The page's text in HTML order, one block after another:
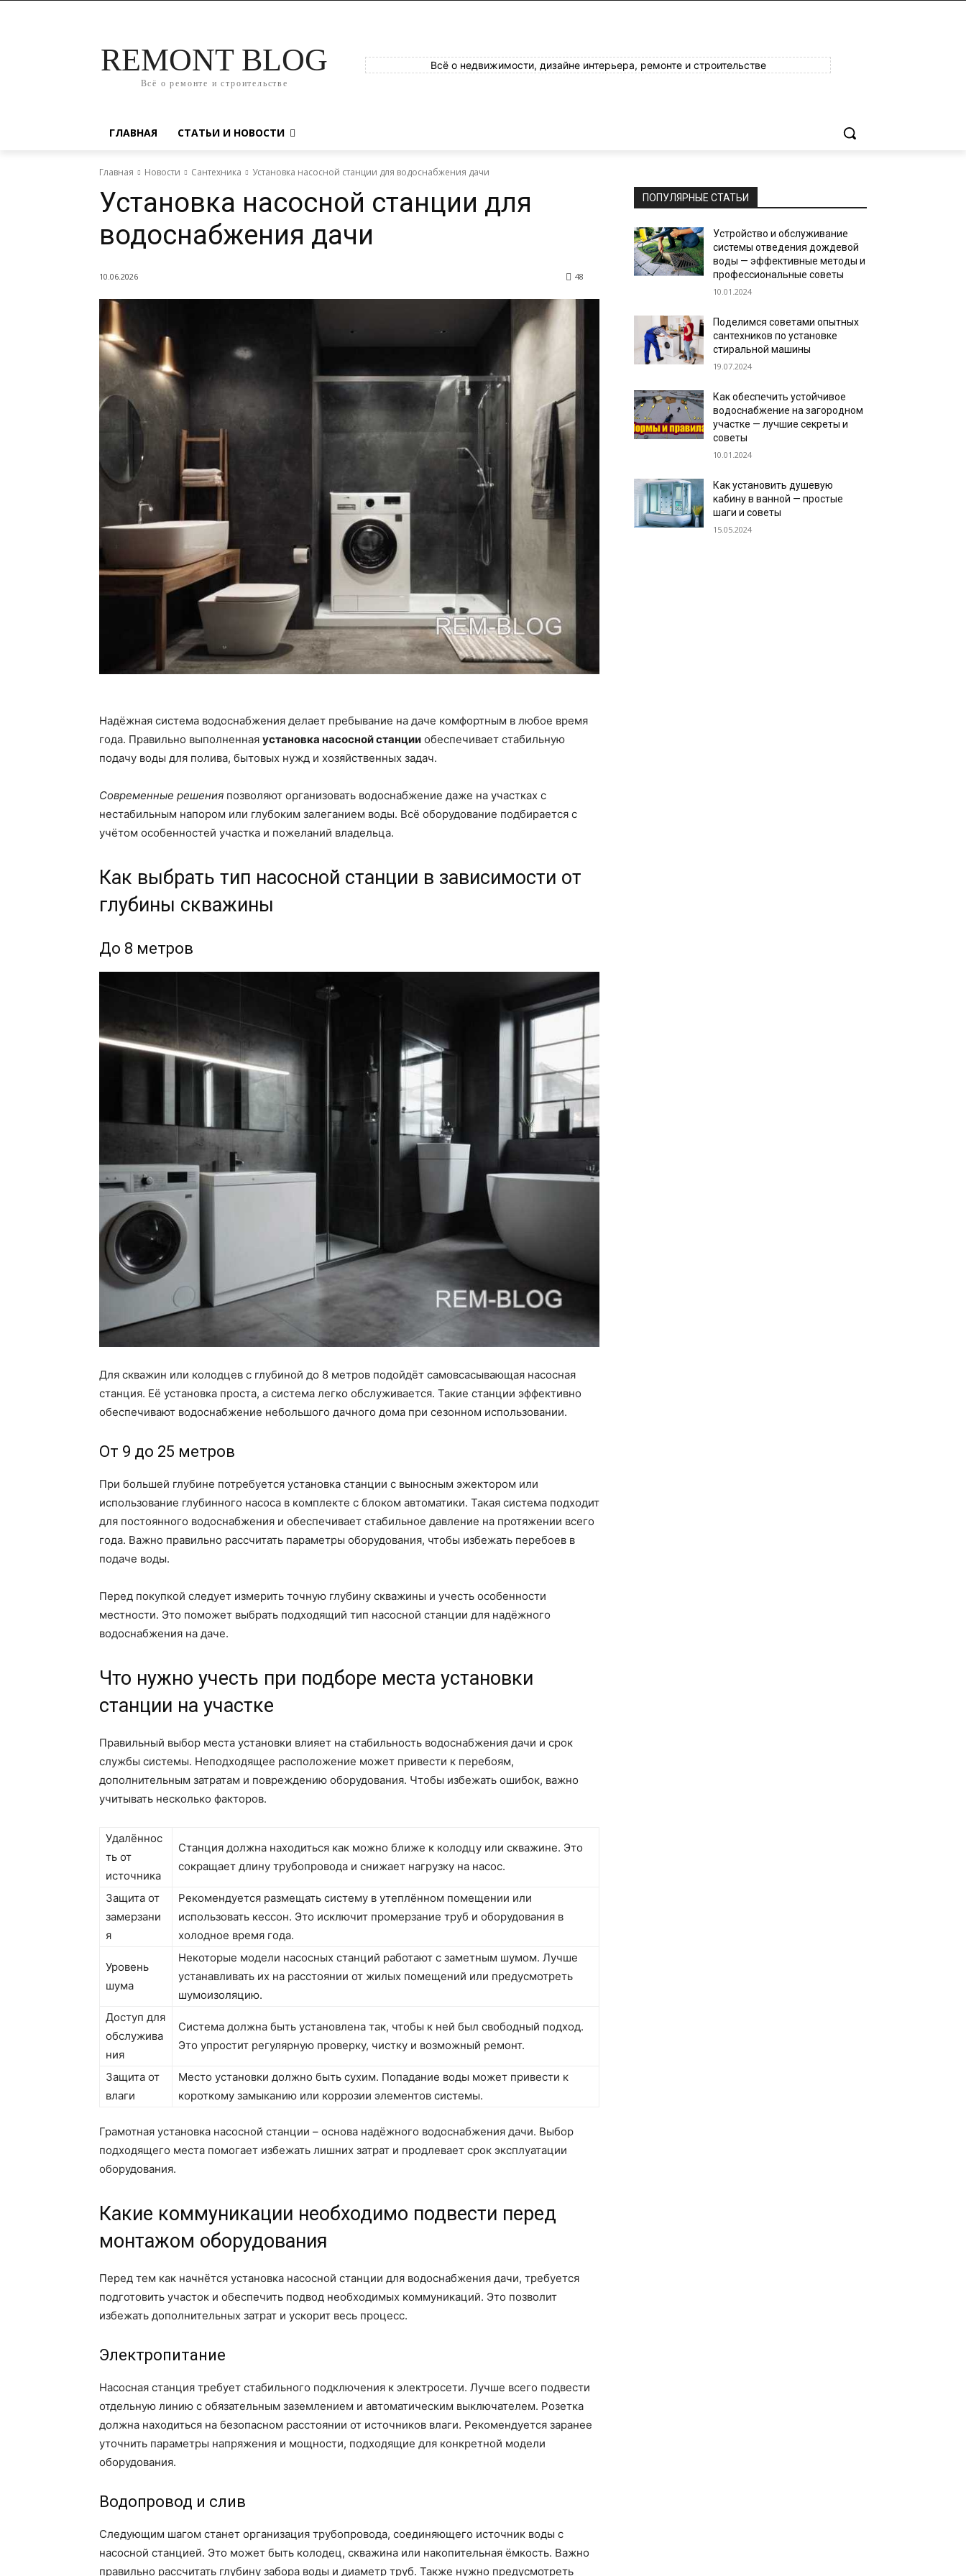
REMONT BLOG
Всё о ремонте и строительстве
Всё о недвижимости, дизайне интерьера, ремонте и строительстве
ГЛАВНАЯ СТАТЬИ И НОВОСТИ
Главная Новости Сантехника Установка насосной станции для водоснабжения дачи
Установка насосной станции для
водоснабжения дачи
10.06.2026 48
Надёжная система водоснабжения делает пребывание на даче комфортным в любое время
года. Правильно выполненная установка насосной станции обеспечивает стабильную
подачу воды для полива, бытовых нужд и хозяйственных задач.
Современные решения позволяют организовать водоснабжение даже на участках с
нестабильным напором или глубоким залеганием воды. Всё оборудование подбирается с
учётом особенностей участка и пожеланий владельца.
Как выбрать тип насосной станции в зависимости от
глубины скважины
До 8 метров
Для скважин или колодцев с глубиной до 8 метров подойдёт самовсасывающая насосная
станция. Её установка проста, а система легко обслуживается. Такие станции эффективно
обеспечивают водоснабжение небольшого дачного дома при сезонном использовании.
От 9 до 25 метров
При большей глубине потребуется установка станции с выносным эжектором или
использование глубинного насоса в комплекте с блоком автоматики. Такая система подходит
для постоянного водоснабжения и обеспечивает стабильное давление на протяжении всего
года. Важно правильно рассчитать параметры оборудования, чтобы избежать перебоев в
подаче воды.
Перед покупкой следует измерить точную глубину скважины и учесть особенности
местности. Это поможет выбрать подходящий тип насосной станции для надёжного
водоснабжения на даче.
Что нужно учесть при подборе места установки
станции на участке
Правильный выбор места установки влияет на стабильность водоснабжения дачи и срок
службы системы. Неподходящее расположение может привести к перебоям,
дополнительным затратам и повреждению оборудования. Чтобы избежать ошибок, важно
учитывать несколько факторов.
Удалённос
ть от
источника
Станция должна находиться как можно ближе к колодцу или скважине. Это
сокращает длину трубопровода и снижает нагрузку на насос.
Защита от
замерзани
я
Рекомендуется размещать систему в утеплённом помещении или
использовать кессон. Это исключит промерзание труб и оборудования в
холодное время года.
Уровень
шума
Некоторые модели насосных станций работают с заметным шумом. Лучше
устанавливать их на расстоянии от жилых помещений или предусмотреть
шумоизоляцию.
Доступ для
обслужива
ния
Система должна быть установлена так, чтобы к ней был свободный подход.
Это упростит регулярную проверку, чистку и возможный ремонт.
Защита от
влаги
Место установки должно быть сухим. Попадание воды может привести к
короткому замыканию или коррозии элементов системы.
Грамотная установка насосной станции – основа надёжного водоснабжения дачи. Выбор
подходящего места помогает избежать лишних затрат и продлевает срок эксплуатации
оборудования.
Какие коммуникации необходимо подвести перед
монтажом оборудования
Перед тем как начнётся установка насосной станции для водоснабжения дачи, требуется
подготовить участок и обеспечить подвод необходимых коммуникаций. Это позволит
избежать дополнительных затрат и ускорит весь процесс.
Электропитание
Насосная станция требует стабильного подключения к электросети. Лучше всего подвести
отдельную линию с обязательным заземлением и автоматическим выключателем. Розетка
должна находиться на безопасном расстоянии от источников влаги. Рекомендуется заранее
уточнить параметры напряжения и мощности, подходящие для конкретной модели
оборудования.
Водопровод и слив
Следующим шагом станет организация трубопровода, соединяющего источник воды с
насосной станцией. Это может быть колодец, скважина или накопительная ёмкость. Важно
правильно рассчитать глубину забора воды и диаметр труб. Также нужно предусмотреть
ПОПУЛЯРНЫЕ СТАТЬИ
Устройство и обслуживание
системы отведения дождевой
воды — эффективные методы и
профессиональные советы
10.01.2024
Поделимся советами опытных
сантехников по установке
стиральной машины
19.07.2024
Как обеспечить устойчивое
водоснабжение на загородном
участке — лучшие секреты и
советы
10.01.2024
Как установить душевую
кабину в ванной — простые
шаги и советы
15.05.2024